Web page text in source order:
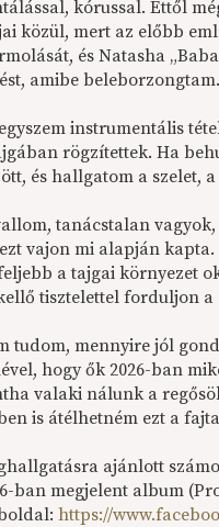
kórussal. Ettől
közül, mert az előbb
és Natasha
amibe beleborzongtam.
instrumentális
rögzítettek. Ha
és hallgatom a szelet,
tanácstalan
vajon mi alapján
a tajgai környezet
tisztelettel forduljon
tudom, mennyire jól
hogy ők 2026-ban
valaki nálunk a
is átélhetném ezt a
ajánlott
ban megjelent album
https://